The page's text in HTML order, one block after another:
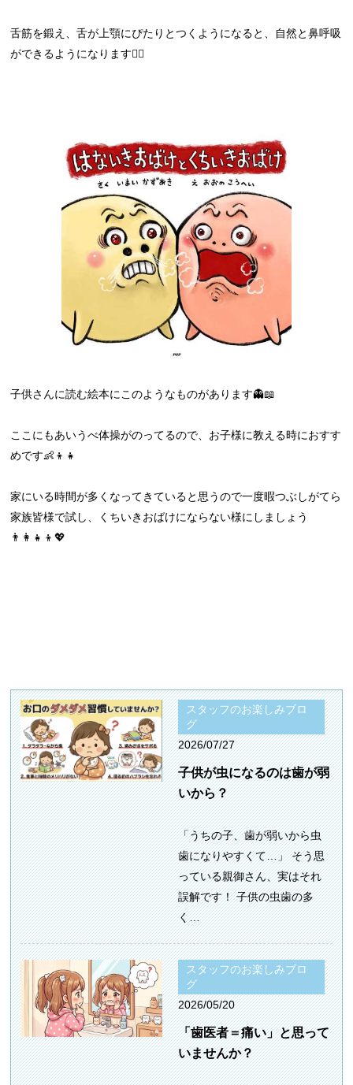
舌筋を鍛え、舌が上顎にぴたりとつくようになると、自然と鼻呼吸
ができるようになります🙋‍♀️
子供さんに読む絵本にこのようなものがあります👻📖
ここにもあいうべ体操がのってるので、お子様に教える時におすす
めです👶👦👧
家にいる時間が多くなってきていると思うので一度暇つぶしがてら
家族皆様で試し、くちいきおばけにならない様にしましょう
👨‍👩‍👧‍👦💖
スタッフのお楽しみブロ
グ
2026/07/27
子供が虫になるのは歯が弱
いから？
「うちの子、歯が弱いから虫
歯になりやすくて…」 そう思
っている親御さん、実はそれ
誤解です！ 子供の虫歯の多
く…
スタッフのお楽しみブロ
グ
2026/05/20
「歯医者＝痛い」と思って
いませんか？